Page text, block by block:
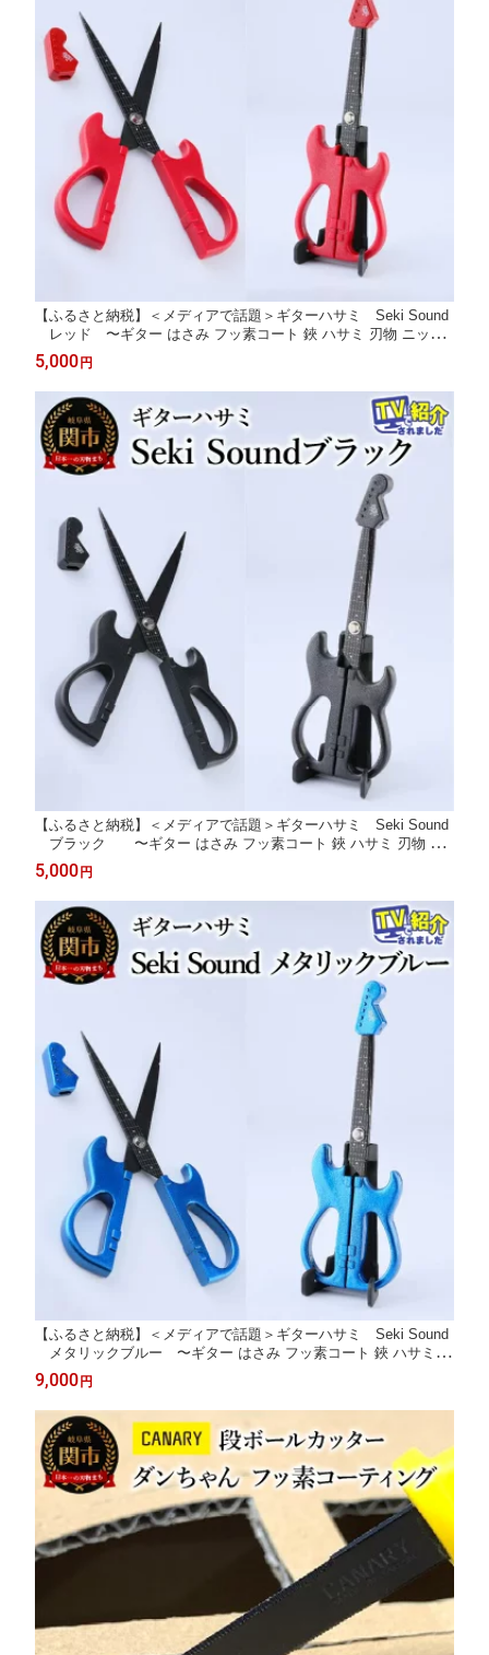
【ふるさと納税】＜メディアで話題＞ギターハサミ Seki Sound
レッド 〜ギター はさみ フッ素コート 鋏 ハサミ 刃物 ニッケ
ン刃物 関市 文具 文房具 事務 雑貨 TVで話題
5,000 円
【ふるさと納税】＜メディアで話題＞ギターハサミ Seki Sound
ブラック 〜ギター はさみ フッ素コート 鋏 ハサミ 刃物 ニ
ッケン刃物 関市 文具 文房具 事務 雑貨 TVで話題
5,000 円
【ふるさと納税】＜メディアで話題＞ギターハサミ Seki Sound
メタリックブルー 〜ギター はさみ フッ素コート 鋏 ハサミ 刃
物 ニッケン刃物 関市 文具 文房具 事務 雑貨 TVで話題
9,000 円